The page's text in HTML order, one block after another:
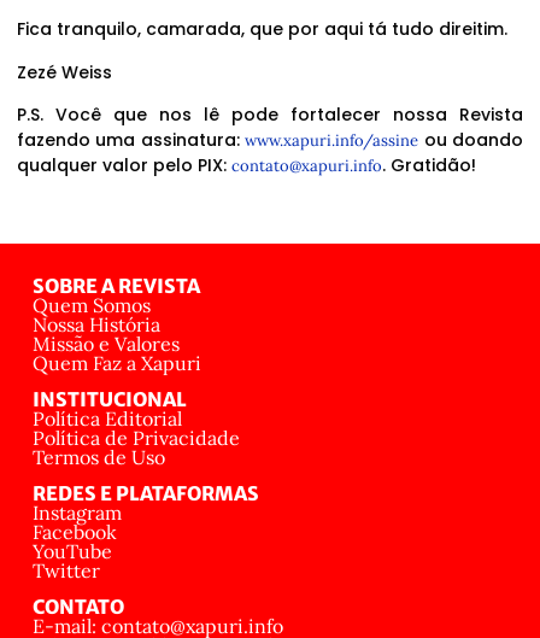
Fica tranquilo, camarada, que por aqui tá tudo direitim.
Zezé Weiss
P.S. Você que nos lê pode fortalecer nossa Revista
fazendo uma assinatura:www.xapuri.info/assine ou doando
qualquer valor pelo PIX: contato@xapuri.info. Gratidão!
SOBRE A REVISTA
Quem Somos
Nossa História
Missão e Valores
Quem Faz a Xapuri
INSTITUCIONAL
Política Editorial
Política de Privacidade
Termos de Uso
REDES E PLATAFORMAS
Instagram
Facebook
YouTube
Twitter
CONTATO
E-mail: contato@xapuri.info